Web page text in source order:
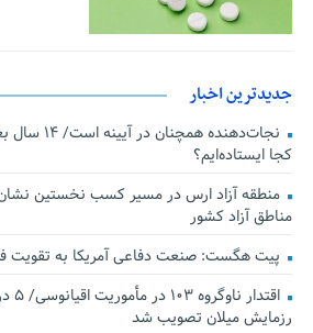
جدیدترین اخبار
نجات‌دهنده‌
کجا ایستاده‌ایم؟
منطقه آزاد ارس در مسیر کسب نخستین
مناطق آزاد کشور
پیت هگست: صنعت دفاعی آمریکا به تقویت
رزمایش میلان تصویب شد